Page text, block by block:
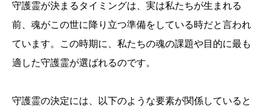
守護霊が決まるタイミングは、実は私たちが生まれる
前、魂がこの世に降り立つ準備をしている時だと言われ
ています。この時期に、私たちの魂の課題や目的に最も
適した守護霊が選ばれるのです。
守護霊の決定には、以下のような要素が関係していると